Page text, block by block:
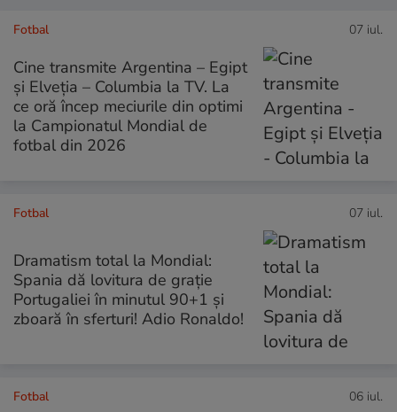
Fotbal 07 iul.
Cine transmite Argentina – Egipt
și Elveția – Columbia la TV. La
ce oră încep meciurile din optimi
la Campionatul Mondial de
fotbal din 2026
Fotbal 07 iul.
Dramatism total la Mondial:
Spania dă lovitura de grație
Portugaliei în minutul 90+1 și
zboară în sferturi! Adio Ronaldo!
Fotbal 06 iul.